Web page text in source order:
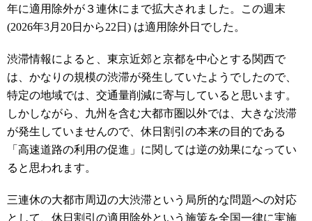
年に適用除外が３連休にまで拡大されました。この週末
(2026年3月20日から22日) は適用除外日でした。
渋滞情報によると、東京近郊と京都を中心とする関西で
は、かなりの規模の渋滞が発生していたようでしたので、
特定の地域では、交通量削減に寄与していると思います。
しかしながら、九州を含む大都市圏以外では、大きな渋滞
が発生していませんので、休日割引の本来の目的である
「高速道路の利用の促進」に関しては逆の効果になってい
ると思われます。
三連休の大都市周辺の大渋滞という局所的な問題への対応
として、休日割引の適用除外という施策を全国一律に実施